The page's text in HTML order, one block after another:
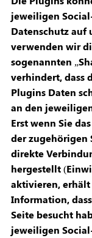
jeweiligen
Datenschutz auf
verwenden wir
sogenannten
verhindert, dass
Plugins Daten
an den
Erst wenn Sie
der zugehörigen
direkte
hergestellt
aktivieren,
Information,
Seite besucht
jeweiligen